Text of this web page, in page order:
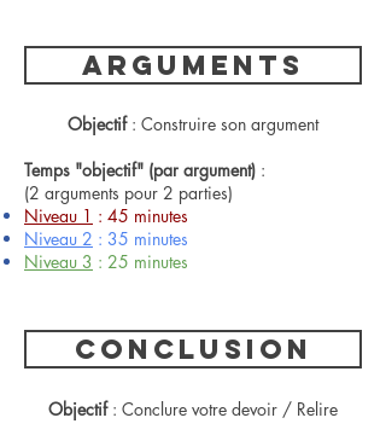
ARGUMENTS
Objectif: Construire son argument
Temps "objectif" (par argument) :
(2 arguments pour 2 parties)
Niveau 1 : 45 minutes
Niveau 2 : 35 minutes
Niveau 3 : 25 minutes
CONCLUSION
Objectif: Conclure votre devoir / Relire